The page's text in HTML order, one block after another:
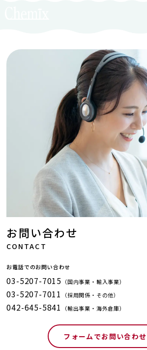
お問い合わせ
CONTACT
お電話でのお問い合わせ
03-5207-7015 （国内事業・輸入事業）
03-5207-7011 （採用関係・その他）
042-645-5841 （輸出事業・海外倉庫）
フォームでお問い合わせ